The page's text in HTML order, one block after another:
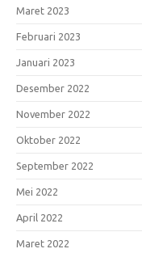
Maret 2023
Februari 2023
Januari 2023
Desember 2022
November 2022
Oktober 2022
September 2022
Mei 2022
April 2022
Maret 2022